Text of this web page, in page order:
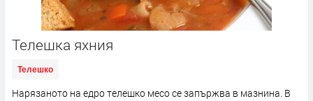
Телешка яхния
Телешко
Нарязаното на едро телешко месо се запържва в мазнина. В